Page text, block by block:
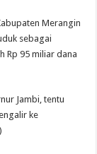
Merangin
sebagai
Rp 95 miliar dana
Jambi, tentu
ke